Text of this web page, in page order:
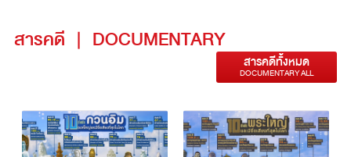
สารคดี | DOCUMENTARY
สารคดีทั้งหมด
DOCUMENTARY ALL